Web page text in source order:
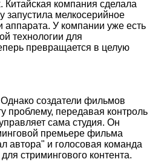
компания сделала
запустила мелкосерийное
аппарата. У компании уже есть
технологии для
превращается в целую
создатели фильмов
проблему, передавая контроль
сама студия. Он
премьере фильма
автора" и голосовая команда
стримингового контента.